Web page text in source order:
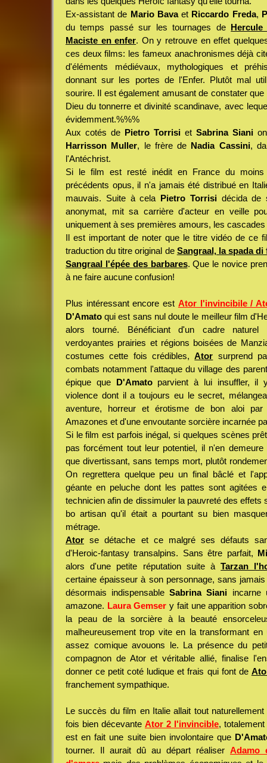
Ex-assistant de Mario Bavaet Riccardo Freda,
du temps passé sur les tournages de
Maciste en enfer. On y retrouve en effet
ces deux films: les fameux anachronismes déjà
d'éléments médiévaux, mythologiques et
donnant sur les portes de l'Enfer. Plutôt mal
sourire. Il est également amusant de constater
Dieu du tonnerre et divinité scandinave, avec
évidemment.%%%
Aux cotés de Pietro Torrisi et Sabrina Siani
Harrisson Muller, le frère de Nadia Cassini,
l'Antéchrist.
Si le film est resté inédit en France du
précédents opus, il n'a jamais été distribué en
mauvais. Suite à cela Pietro Torrisidécida de
anonymat, mit sa carrière d'acteur en veille
uniquement à ses premières amours, les
Il est important de noter que le titre vidéo de ce
traduction du titre original de Sangraal, la spada di
Sangraal l'épée des barbares. Que le novice
à ne faire aucune confusion!
Plus intéressant encore est Ator l'invincibile /
D'Amato qui est sans nul doute le meilleur film
alors tourné. Bénéficiant d'un cadre naturel
verdoyantes prairies et régions boisées de
costumes cette fois crédibles,Ator surprend
combats notamment l'attaque du village des
épique que D'Amatoparvient à lui insuffler, il
violence dont il a toujours eu le secret,
aventure, horreur et érotisme de bon aloi
Amazones et d'une envoutante sorcière incarnée
Si le film est parfois inégal, si quelques scènes
pas forcément tout leur potentiel, il n'en
que divertissant, sans temps mort, plutôt
On regrettera quelque peu un final bâclé et
géante en peluche dont les pattes sont agitées
technicien afin de dissimuler la pauvreté des effets
bo artisan qu'il était a pourtant su bien
métrage.
Ator se détache et ce malgré ses défauts
d'Heroic-fantasy transalpins. Sans être parfait,
alors d'une petite réputation suite àTarzan
certaine épaisseur à son personnage, sans
désormais indispensableSabrina Siani incarne
amazone. Laura Gemser y fait une apparition
la peau de la sorcière à la beauté
malheureusement trop vite en la transformant en
assez comique avouons le. La présence du
compagnon de Ator et véritable allié, finalise
donner ce petit coté ludique et frais qui font de
franchement sympathique.
Le succès du film en Italie allait tout
fois bien décevante Ator 2 l'invincible,
est en fait une suite bien involontaire que
tourner. Il aurait dû au départ réaliser Adamo